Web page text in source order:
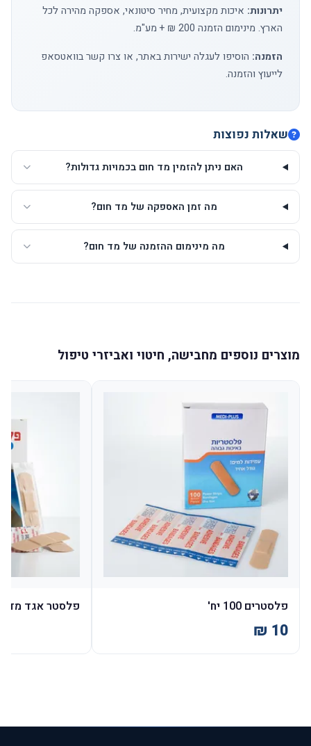
יתרונות: איכות מקצועית, מחיר סיטונאי, אספקה מהירה לכל
הארץ. מינימום הזמנה 200 ₪ + מע"מ.
הזמנה: הוסיפו לעגלה ישירות באתר, או צרו קשרבוואטסאפ
לייעוץ והזמנה.
שאלות נפוצות
האם ניתן להזמין מד חום בכמויות גדולות?
מה זמן האספקה של מד חום?
מה מינימום ההזמנה של מד חום?
מוצרים נוספים מחבישה, חיטוי ואביזרי טיפול
פלסטרים 100 יח' פלסטר אגד